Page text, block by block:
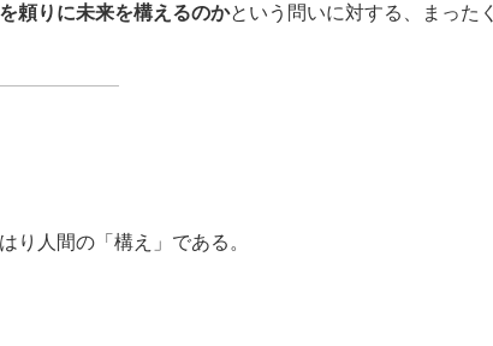
頼りに未来を構えるのかという問いに対する、まったく
り人間の「構え」である。